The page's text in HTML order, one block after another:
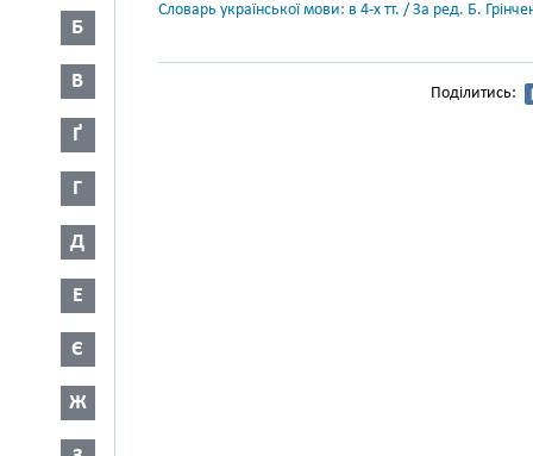
Б
В
Ґ
Г
Д
Е
Є
Ж
Словарь української мови: в 4-х тт. / За ред. Б.
Поділитись: